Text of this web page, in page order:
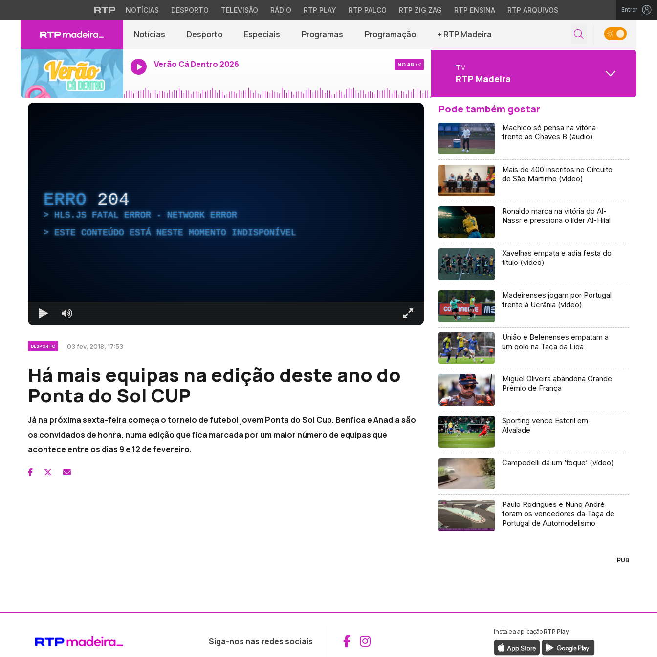
NOTÍCIAS DESPORTO TELEVISÃO RÁDIO RTP PLAY RTP PALCO RTP ZIG ZAG RTP ENSINA RTP ARQUIVOS Entrar
Notícias Desporto Especiais Programas Programação + RTP Madeira
Verão Cá Dentro 2026 NO AR TV
RTP Madeira
ERRO 204
HLS.JS FATAL ERROR - NETWORK ERROR
ESTE CONTEÚDO ESTÁ NESTE MOMENTO INDISPONÍVEL
DESPORTO 03 fev, 2018, 17:53
Há mais equipas na edição deste ano do
Ponta do Sol CUP
Já na próxima sexta-feira começa o torneio de futebol jovem Ponta do Sol Cup. Benfica e Anadia são
os convidados de honra, numa edição que fica marcada por um maior número de equipas que
acontece entre os dias 9 e 12 de fevereiro.
Pode também gostar
Machico só pensa na vitória
frente ao Chaves B (áudio)
Mais de 400 inscritos no Circuito
de São Martinho (vídeo)
Ronaldo marca na vitória do Al-
Nassr e pressiona o líder Al-Hilal
Xavelhas empata e adia festa do
título (vídeo)
Madeirenses jogam por Portugal
frente à Ucrânia (vídeo)
União e Belenenses empatam a
um golo na Taça da Liga
Miguel Oliveira abandona Grande
Prémio de França
Sporting vence Estoril em
Alvalade
Campedelli dá um ‘toque’ (vídeo)
Paulo Rodrigues e Nuno André
foram os vencedores da Taça de
Portugal de Automodelismo
PUB
Siga-nos nas redes sociais Aceder ao Facebook da RTP Madeira
Aceder ao Instagram da RTP Madeira
Instale a aplicaçãoRTP Play